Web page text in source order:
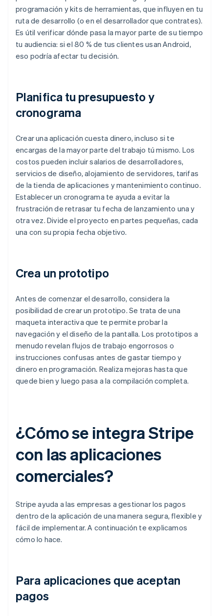
programación y kits de herramientas, que influyen en tu
ruta de desarrollo (o en el desarrollador que contrates).
Es útil verificar dónde pasa la mayor parte de su tiempo
tu audiencia: si el 80 % de tus clientes usan Android,
eso podría afectar tu decisión.
Planifica tu presupuesto y
cronograma
Crear una aplicación cuesta dinero, incluso si te
encargas de la mayor parte del trabajo tú mismo. Los
costos pueden incluir salarios de desarrolladores,
servicios de diseño, alojamiento de servidores, tarifas
de la tienda de aplicaciones y mantenimiento continuo.
Establecer un cronograma te ayuda a evitar la
frustración de retrasar tu fecha de lanzamiento una y
otra vez. Divide el proyecto en partes pequeñas, cada
una con su propia fecha objetivo.
Crea un prototipo
Antes de comenzar el desarrollo, considera la
posibilidad de crear un prototipo. Se trata de una
maqueta interactiva que te permite probar la
navegación y el diseño de la pantalla. Los prototipos a
menudo revelan flujos de trabajo engorrosos o
instrucciones confusas antes de gastar tiempo y
dinero en programación. Realiza mejoras hasta que
quede bien y luego pasa a la compilación completa.
¿Cómo se integra Stripe
con las aplicaciones
comerciales?
Stripe ayuda a las empresas a gestionar los pagos
dentro de la aplicación de una manera segura, flexible y
fácil de implementar. A continuación te explicamos
cómo lo hace.
Para aplicaciones que aceptan
pagos